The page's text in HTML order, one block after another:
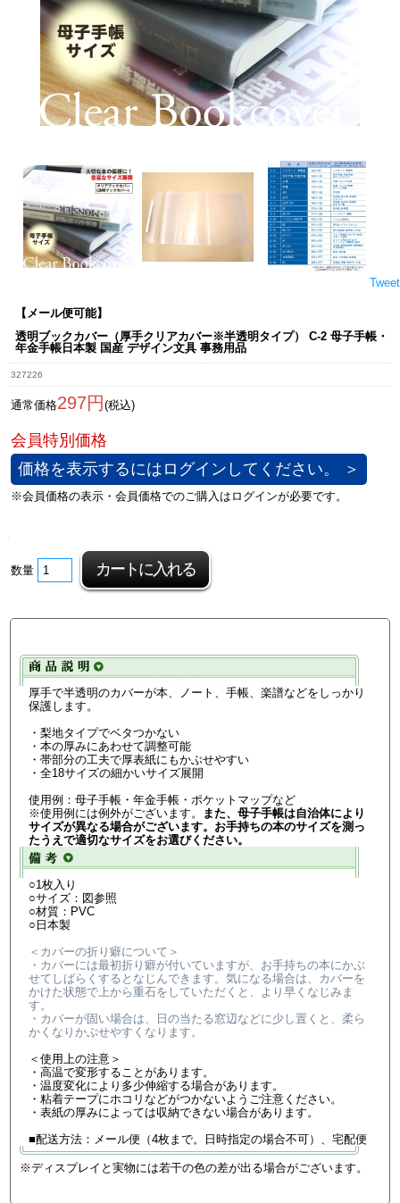
Tweet
【メール便可能】
透明ブックカバー（厚手クリアカバー※半透明タイプ） C-2 母子手帳・
年金手帳日本製 国産 デザイン文具 事務用品
327226
通常価格297円 (税込)
価格を表示するにはログインしてください。 ＞
数量
厚手で半透明のカバーが本、ノート、手帳、楽譜などをしっかり
保護します。
・梨地タイプでベタつかない
・本の厚みにあわせて調整可能
・帯部分の工夫で厚表紙にもかぶせやすい
・全18サイズの細かいサイズ展開
使用例：母子手帳・年金手帳・ポケットマップなど
※使用例には例外がございます。
また、母子手帳は自治体により
サイズが異なる場合がございます。お手持ちの本のサイズを測っ
たうえで適切なサイズをお選びください。
○1枚入り
○サイズ：図参照
○材質：PVC
○日本製
＜カバーの折り癖について＞
・カバーには最初折り癖が付いていますが、お手持ちの本にかぶ
せてしばらくするとなじんできます。気になる場合は、カバーを
かけた状態で上から重石をしていただくと、より早くなじみま
す。
・カバーが固い場合は、日の当たる窓辺などに少し置くと、柔ら
かくなりかぶせやすくなります。
＜使用上の注意＞
・高温で変形することがあります。
・温度変化により多少伸縮する場合があります。
・粘着テープにホコリなどがつかないようご注意ください。
・表紙の厚みによっては収納できない場合があります。
■配送方法：メール便（4枚まで。日時指定の場合不可）、宅配便
※ディスプレイと実物には若干の色の差が出る場合がございます。